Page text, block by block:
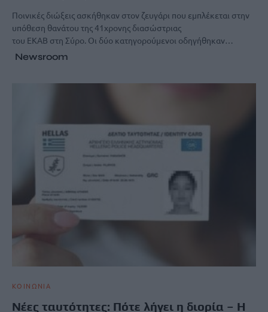
Ποινικές διώξεις ασκήθηκαν στον ζευγάρι που εμπλέκεται στην
υπόθεση θανάτου της 41χρονης διασώστριας
του ΕΚΑΒ στη Σύρο. Οι δύο κατηγορούμενοι οδηγήθηκαν…
Newsroom
ΚΟΙΝΩΝΙΑ
Νέες ταυτότητες: Πότε λήγει η διορία – Η